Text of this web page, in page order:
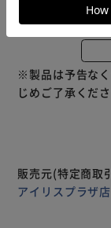
出。 【無駄のな
が、ゴミのこぼ
て、お部屋の雰
ッドサイドやデ
に置きやすいス
捨てもラクラク
にすっきり馴染
ん、キッチンや
※製品は予告な
じめご了承くださ
販売元(特定商取
アイリスプラザ店